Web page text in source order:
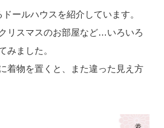
ールハウスを紹介しています。
リスマスのお部屋など…いろいろ
みました。
着物を置くと、また違った見え方